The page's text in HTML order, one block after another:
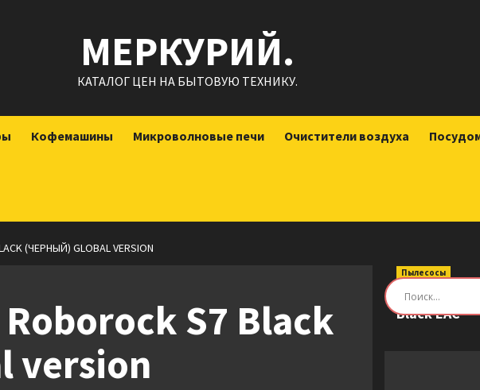
МЕРКУРИЙ.
КАТАЛОГ ЦЕН НА БЫТОВУЮ ТЕХНИКУ.
Кофемашины Микроволновые печи Очистители воздуха
(ЧЕРНЫЙ) GLOBAL VERSION
S7 Black
version
Пылесосы
Робот-
Black EAC